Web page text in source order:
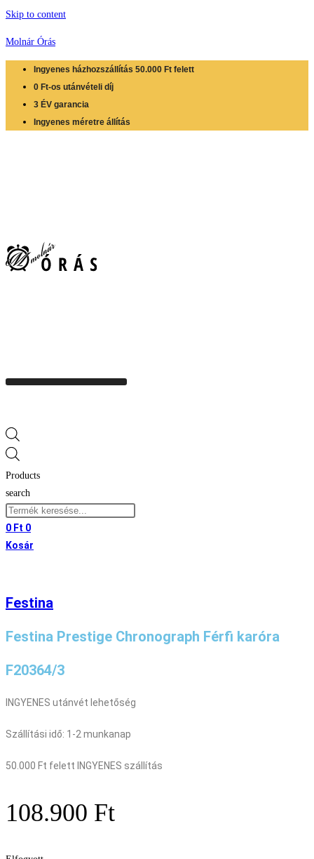
Skip to content
Molnár Órás
Ingyenes házhozszállítás 50.000 Ft felett
0 Ft-os utánvételi díj
3 ÉV garancia
Ingyenes méretre állítás
Products
search
0 Ft 0
Kosár
Festina
Festina Prestige Chronograph Férfi karóra
F20364/3
INGYENES utánvét lehetőség
Szállítási idő: 1-2 munkanap
50.000 Ft felett INGYENES szállítás
108.900 Ft